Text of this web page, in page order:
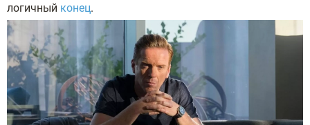
логичный конец.